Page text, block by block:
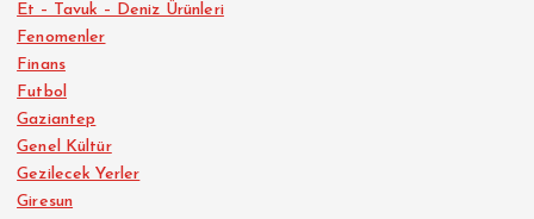
Et – Tavuk – Deniz Ürünleri
Fenomenler
Finans
Futbol
Gaziantep
Genel Kültür
Gezilecek Yerler
Giresun